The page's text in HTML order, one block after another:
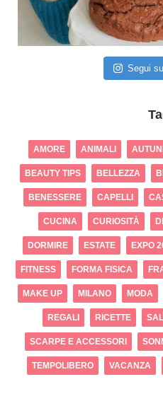
Segui
AMORE ANIMALI
BEAUTY TIPS BELLEZZA
BENESSERE CAPELLI
CUCINA CURIOSITÀ
DORMIRE ESTATE EXPO
FITNESS FORMA FISICA
MAKE UP MILANO MODA
REGALI RICETTE
SCARPE E ACCESSORI
TEMPOLIBERO VACANZA